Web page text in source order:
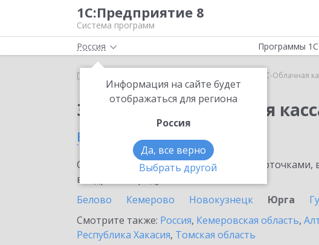
1С:Предприятие 8
Система программ
Россия
Информация на сайте будет
отображаться для региона
Россия
Да, все верно
Выбрать другой
Программы 1С
Главная 1С-Облачная
Заказать 1С-Облачная
в Юрге
Ознакомьтесь с информационными карточками,
внедрение продукта.
Белово
Кемерово Новокузнецк Юрга
Смотрите также: Россия, Кемеровская область,
Республика Хакасия, Томская область